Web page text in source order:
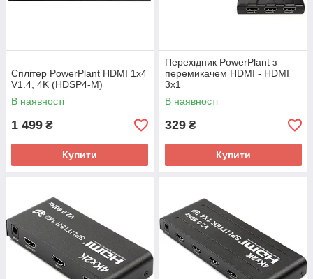
Сплітер PowerPlant HDMI 1x4
V1.4, 4K (HDSP4-M)
В наявності
1 499 ₴
Купити
Перехідник PowerPlant з
перемикачем HDMI - HDMI
3x1
В наявності
329 ₴
Купити